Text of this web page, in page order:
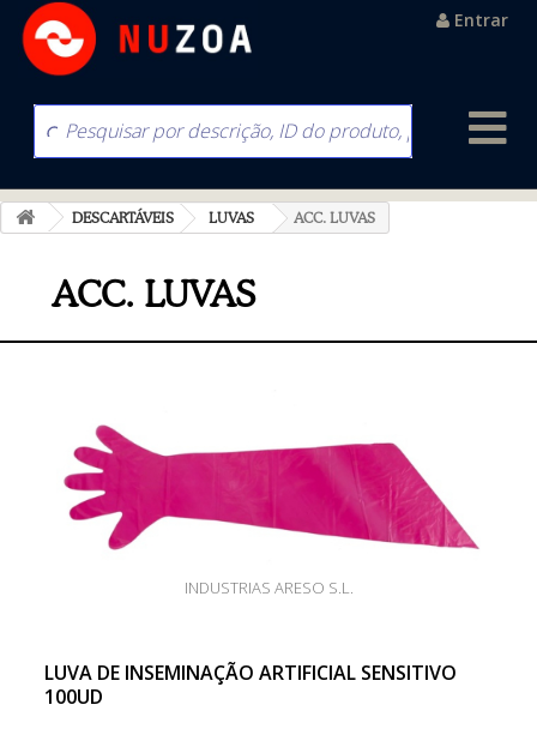
Entrar
DESCARTÁVEIS LUVAS ACC. LUVAS
ACC. LUVAS
INDUSTRIAS ARESO S.L.
LUVA DE INSEMINAÇÃO ARTIFICIAL SENSITIVO
100UD